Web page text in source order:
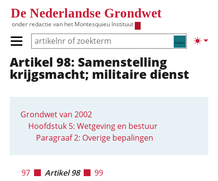
De Nederlandse Grondwet
onder redactie van het Montesquieu Instituut
Zoeken
Primair menu tonen/verbergen
Hoofdnavigatie
Artikel 98: Samenstelling
krijgsmacht; militaire dienst
Grondwet van 2002
Hoofdstuk 5: Wetgeving en bestuur
Paragraaf 2: Overige bepalingen
97 Artikel 98 99